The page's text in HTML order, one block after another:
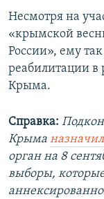
Несмотря на
«крымской
России», ему так
реабилитации в
Крыма.
Справка:
Крыма
орган на 8
выборы,